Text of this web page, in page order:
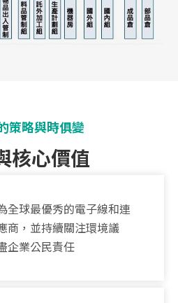
策略與時俱變
核心價值
全球最優秀的電子線和連
商，並持續關注環境議
企業公民責任